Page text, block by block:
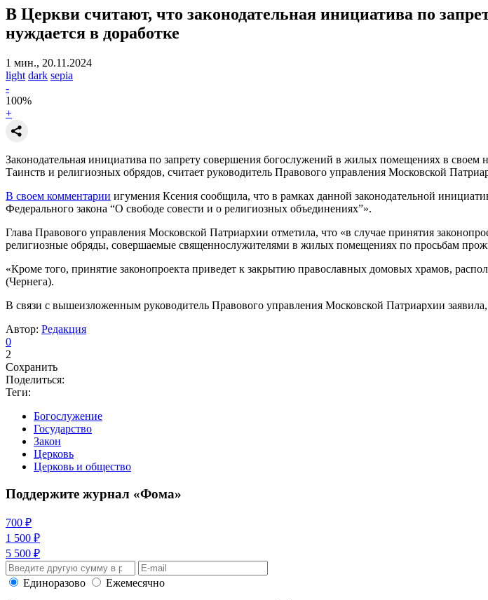
В Церкви считают, что законодательная инициатива по
нуждается в доработке
1 мин., 20.11.2024
light dark sepia
-
100%
+
Законодательная инициатива по запрету совершения богослужений в жилых помещениях в своем
Таинств и религиозных обрядов, считает руководитель Правового управления Московской
В своем комментарии игумения Ксения сообщила, что в рамках данной законодательной
Федерального закона “О свободе совести и о религиозных объединениях”».
Глава Правового управления Московской Патриархии отметила, что «в случае принятия
религиозные обряды, совершаемые священнослужителями в жилых помещениях по просьбам
«Кроме того, принятие законопроекта приведет к закрытию православных домовых храмов,
(Чернега).
В связи с вышеизложенным руководитель Правового управления Московской Патриархии заявила,
Автор: Редакция
0
2
Сохранить
Поделиться:
Теги:
Богослужение
Государство
Закон
Церковь
Церковь и общество
Поддержите журнал «Фома»
700 ₽
1 500 ₽
5 500 ₽
Единоразово
Ежемесячно